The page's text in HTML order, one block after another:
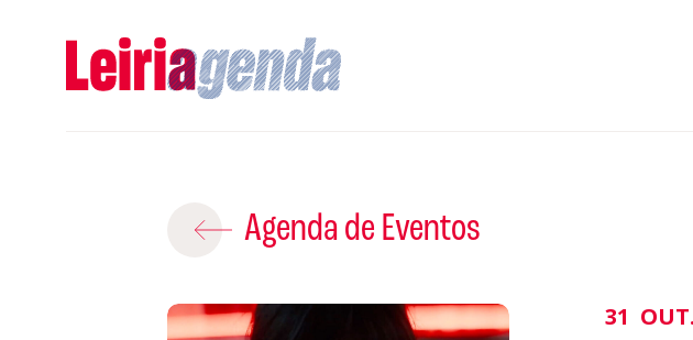
Agenda de Eventos
31 OUT.
ROTEIROS EXISTENTES
CRIAR NOVO